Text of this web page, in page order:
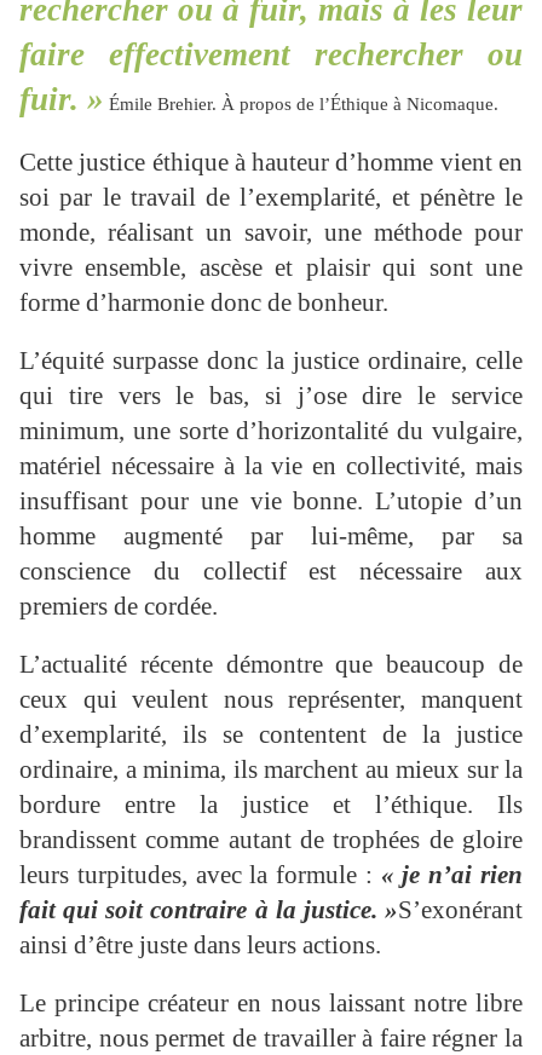
rechercher ou à fuir, mais à les leur
faire effectivement rechercher ou
fuir. » Émile Brehier. À propos de l’Éthique à Nicomaque.
Cette justice éthique à hauteur d’homme vient en
soi par le travail de l’exemplarité, et pénètre le
monde, réalisant un savoir, une méthode pour
vivre ensemble, ascèse et plaisir qui sont une
forme d’harmonie donc de bonheur.
L’équité surpasse donc la justice ordinaire, celle
qui tire vers le bas, si j’ose dire le service
minimum, une sorte d’horizontalité du vulgaire,
matériel nécessaire à la vie en collectivité, mais
insuffisant pour une vie bonne. L’utopie d’un
homme augmenté par lui-même, par sa
conscience du collectif est nécessaire aux
premiers de cordée.
L’actualité récente démontre que beaucoup de
ceux qui veulent nous représenter, manquent
d’exemplarité, ils se contentent de la justice
ordinaire, a minima, ils marchent au mieux sur la
bordure entre la justice et l’éthique. Ils
brandissent comme autant de trophées de gloire
leurs turpitudes, avec la formule : « je n’ai rien
fait qui soit contraire à la justice. »S’exonérant
ainsi d’être juste dans leurs actions.
Le principe créateur en nous laissant notre libre
arbitre, nous permet de travailler à faire régner la